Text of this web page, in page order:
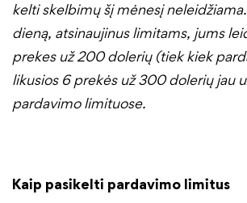
kelti skelbimų šį mėnesį
dieną, atsinaujinus limitams, jums
prekes už 200 dolerių (tiek kiek
likusios 6 prekės už 300 dolerių jau
pardavimo limituose.
Kaip pasikelti pardavimo limitus